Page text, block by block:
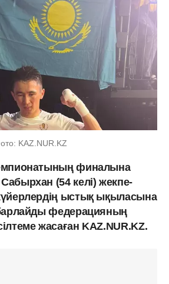
KAZ.NUR.KZ
финалына
(54 келі) жекпе-
ыстық ықыласына
федерацияның
жасаған KAZ.NUR.KZ.